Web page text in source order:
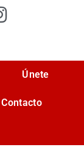
Únete
Contacto